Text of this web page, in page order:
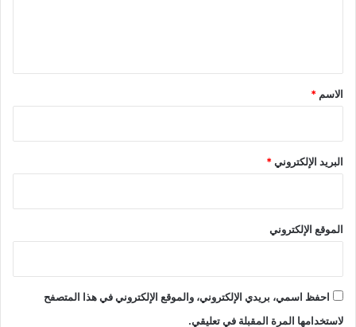
*
الاسم *
البريد الإلكتروني*
الموقع الإلكتروني
احفظ اسمي، بريدي الإلكتروني، والموقع الإلكتروني في هذا المتصفح
لاستخدامها المرة المقبلة في تعليقي.